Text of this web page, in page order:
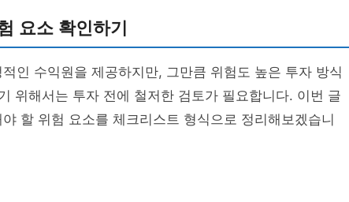
요소 확인하기
인 수익원을 제공하지만, 그만큼 위험도 높은 투자 방식
위해서는 투자 전에 철저한 검토가 필요합니다. 이번 글
할 위험 요소를 체크리스트 형식으로 정리해보겠습니